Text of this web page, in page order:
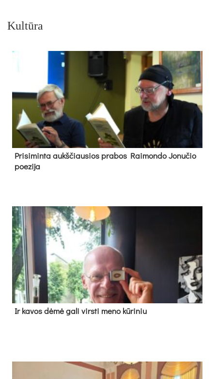
Kultūra
Pri­si­min­ta aukš­čiau­sios pra­bos Rai­mon­do Jo­nu­čio
poe­zi­ja
Ir ka­vos dė­mė ga­li virs­ti me­no kū­ri­niu